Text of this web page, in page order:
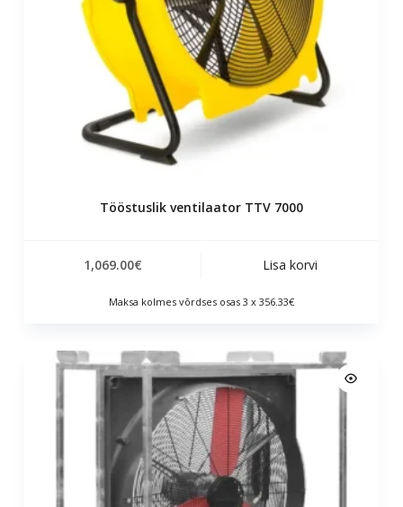
Tööstuslik ventilaator TTV 7000
1,069.00€ Lisa korvi
Maksa kolmes võrdses osas 3 x 356.33€